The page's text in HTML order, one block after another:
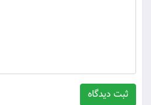
ثبت دیدگاه